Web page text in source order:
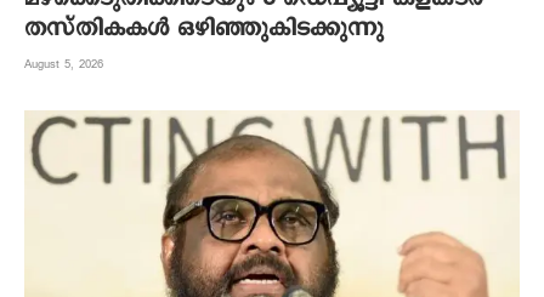
തസ്തികകൾ ഒഴിഞ്ഞുകിടക്കുന്നു
August 5, 2026